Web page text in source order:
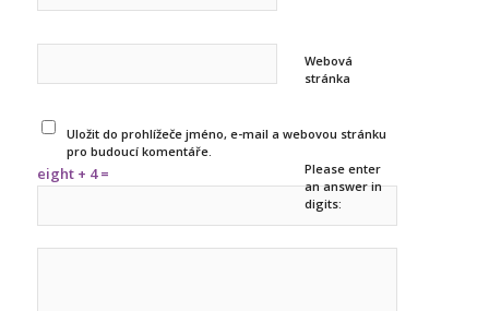
Webová
stránka
Uložit do prohlížeče jméno, e-mail a webovou stránku
pro budoucí komentáře.
Please enter
an answer in
digits:
eight + 4 =